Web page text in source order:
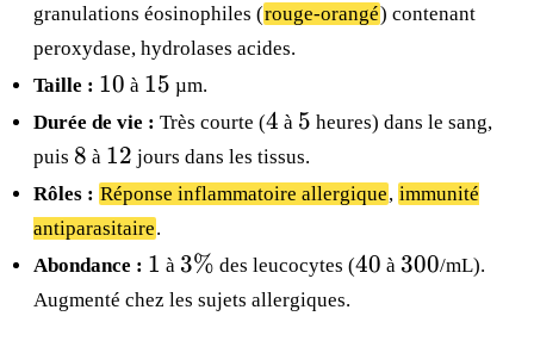
granulations éosinophiles (rouge-orangé) contenant
peroxydase, hydrolases acides.
Taille : 10
10 à 15
15 µm.
Durée de vie : Très courte (4
4 à 5
5 heures) dans le sang,
puis 8
8 à 12
12 jours dans les tissus.
Rôles : Réponse inflammatoire allergique, immunité
antiparasitaire.
Abondance : 1
1 à 3\%
3% des leucocytes (40
40 à 300
300/mL).
Augmenté chez les sujets allergiques.